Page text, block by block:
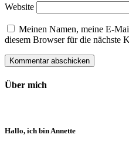
Website
Meinen Namen, meine E-
diesem Browser für die nächste
Über mich
Hallo, ich bin Annette